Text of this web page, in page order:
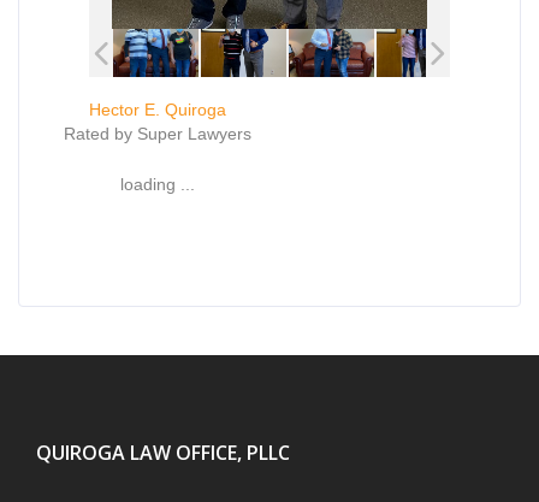
Hector E. Quiroga
Rated by Super Lawyers
loading ...
QUIROGA LAW OFFICE, PLLC